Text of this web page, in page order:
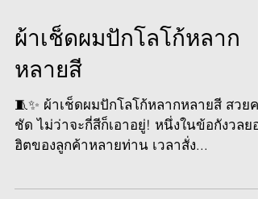
ผ้าเช็ดผมปักโลโก้หลาก
หลายสี
🧵✨ ผ้าเช็ดผมปักโลโก้หลากหลายสี สวยค
ชัด ไม่ว่าจะกี่สีก็เอาอยู่! หนึ่งในข้อกังวลยอ